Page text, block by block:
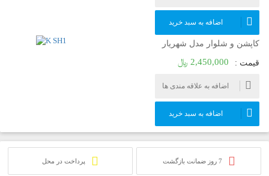
اضافه به سبد خرید
کاپشن و شلوار مدل شهریار
قیمت : 2,450,000 ﷼
اضافه به علاقه مندی ها
اضافه به سبد خرید
7 روز ضمانت بازگشت پرداخت در محل